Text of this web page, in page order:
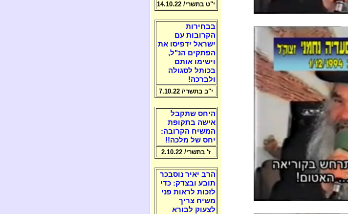
י"ט בתשרי/ 14.10.22
בבחירות
הקרובות עם
ישראל ידפיסו את
הפתקים הנ"ל,
וישימו אותם
בכותל לסגולה
ולברכה!
י"ב בתשרי/ 7.10.22
היחס שתקבל
אישה בתקופת
המשיח הקרובה:
יחס של מלכה!!
ז' בתשרי/ 2.10.22
הרב יאיר נוסבכר
תובע ובצדק: כדי
לזכות לראות פני
משיח צריך
לצעוק לבורא